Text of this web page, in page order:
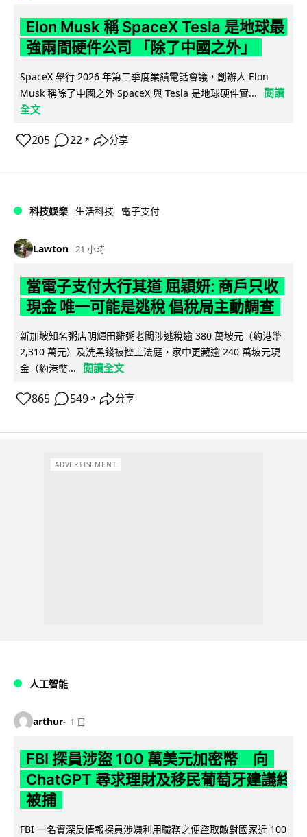
Elon Musk 稱 SpaceX Tesla 是地球最
強兩間硬件公司 「除了中國之外」
SpaceX 舉行 2026 年第二季度業績電話會議，創辦人 Elon
Musk 稱除了中國之外 SpaceX 與 Tesla 是地球硬件實...
閱讀
全文
205 22 ↗ 分享
科技娛樂 生活科技 電子支付
Lawton 21 小時
當電子支付大行其道 屈穎妍: 商戶只收
現金 唯一可能是逃稅 倡稅局主動調查
新加坡知名粥店明輝田雞粥老闆涉逃稅逾 380 萬坡元（約港幣
2,310 萬元）及洗黑錢被控上法庭，家中更藏逾 240 萬坡元現
金（約港幣...
閱讀全文
865 549 ↗ 分享
ADVERTISEMENT
人工智能
arthur 1 日
FBI 探員涉盜 100 萬美元加密幣 向
ChatGPT 尋求理財及移民葡萄牙建議終
被捕
FBI 一名資深反情報探員涉嫌利用職務之便盜取敵對國家近 100